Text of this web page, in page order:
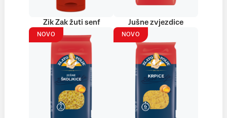
Zik Zak žuti senf Jušne zvjezdice
NOVO NOVO